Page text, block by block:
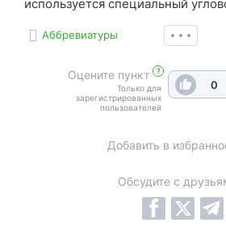
используется специальный
Аббревиатуры
Оцените пункт ?
Только для
зарегистрированных
пользователей
0
Добавить в
Обсудите с